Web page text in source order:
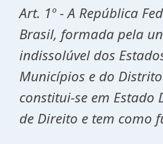
Art. 1º - A República
Brasil, formada pela
indissolúvel dos
Municípios e do
constitui-se em Estado
de Direito e tem como